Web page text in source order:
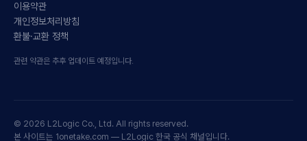
이용약관
개인정보처리방침
환불·교환 정책
관련 약관은 추후 업데이트 예정입니다.
© 2026 L2Logic Co., Ltd. All rights reserved.
본 사이트는 1onetake.com — L2Logic 한국 공식 채널입니다.